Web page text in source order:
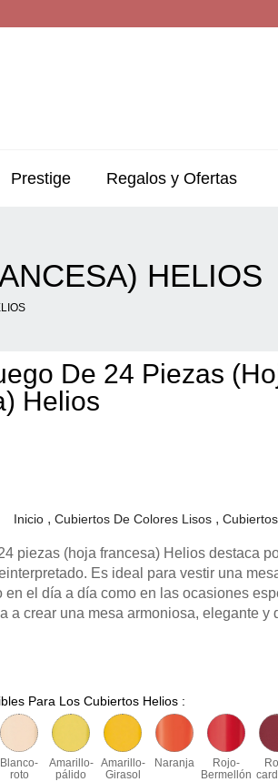
Prestige Regalos y Ofertas
HELIOS
De 24 Piezas
Helios
Inicio Cubiertos De Colores Lisos
piezas (hoja francesa) Helios destaca
Es ideal para vestir una
en el día a día como en las ocasiones
a crear una mesa armoniosa, elegante y
Para Los Cubiertos Helios :
Blanco-
roto
Amarillo-
pálido
Amarillo-
Girasol
Naranja
Rojo-
Bermellón